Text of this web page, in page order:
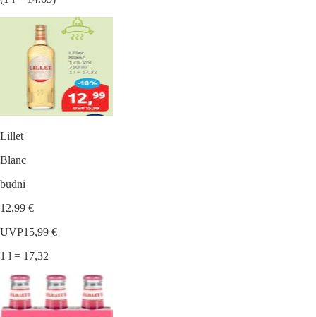
Lillet
Blanc
budni
12,99 €
UVP15,99 €
1 l = 17,32